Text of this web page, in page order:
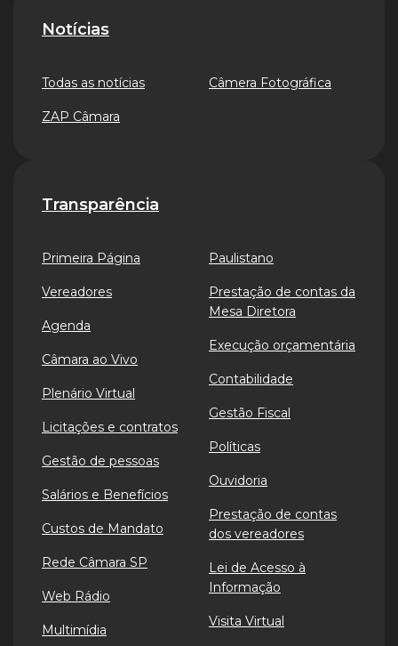
Notícias
Todas as notícias
ZAP Câmara
Câmera Fotográfica
Transparência
Primeira Página
Vereadores
Agenda
Câmara ao Vivo
Plenário Virtual
Licitações e contratos
Gestão de pessoas
Salários e Benefícios
Custos de Mandato
Rede Câmara SP
Web Rádio
Multimídia
Paulistano
Prestação de contas da
Mesa Diretora
Execução orçamentária
Contabilidade
Gestão Fiscal
Políticas
Ouvidoria
Prestação de contas
dos vereadores
Lei de Acesso à
Informação
Visita Virtual